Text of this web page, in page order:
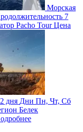
Морская
7
Pacho TourЦена
дня Дни Пн, Чт, Сб
Белек